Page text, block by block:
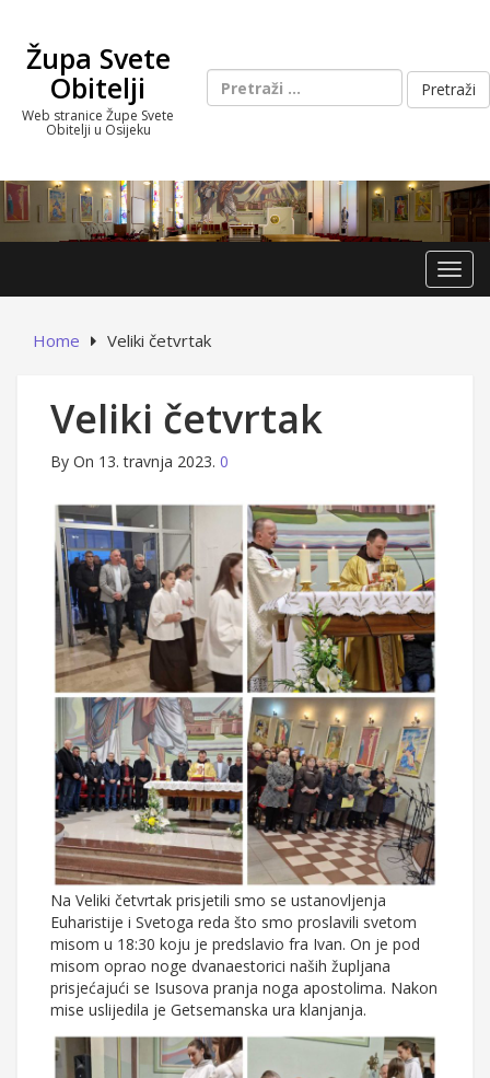
contentŽupa Svete
Obitelji
Web stranice Župe Svete
Obitelji u Osijeku
Pretraži:
Home Veliki četvrtak
Veliki četvrtak
By On 13. travnja 2023. 0
Na Veliki četvrtak prisjetili smo se ustanovljenja
Euharistije i Svetoga reda što smo proslavili svetom
misom u 18:30 koju je predslavio fra Ivan. On je pod
misom oprao noge dvanaestorici naših župljana
prisjećajući se Isusova pranja noga apostolima. Nakon
mise uslijedila je Getsemanska ura klanjanja.